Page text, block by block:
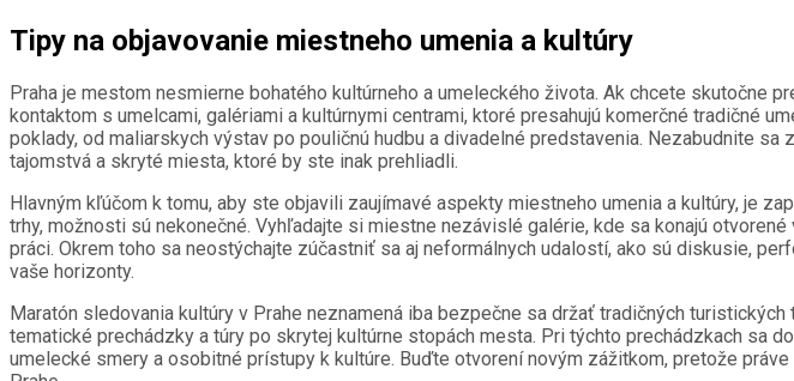
Tipy na objavovanie miestneho umenia a kultúry
Praha je mestom nesmierne bohatého kultúrneho a umeleckého života. Ak chcete skutočne
kontaktom s umelcami, galériami a kultúrnymi centrami, ktoré presahujú komerčné tradičné
poklady, od maliarskych výstav po pouličnú hudbu a divadelné predstavenia. Nezabudnite
tajomstvá a skryté miesta, ktoré by ste inak prehliadli.
Hlavným kľúčom k tomu, aby ste objavili zaujímavé aspekty miestneho umenia a kultúry, je
trhy, možnosti sú nekonečné. Vyhľadajte si miestne nezávislé galérie, kde sa konajú
práci. Okrem toho sa neostýchajte zúčastniť sa aj neformálnych udalostí, ako sú diskusie,
vaše horizonty.
Maratón sledovania kultúry v Prahe neznamená iba bezpečne sa držať tradičných
tematické prechádzky a túry po skrytej kultúrne stopách mesta. Pri týchto prechádzkach sa
umelecké smery a osobitné prístupy k kultúre. Buďte otvorení novým zážitkom, pretože